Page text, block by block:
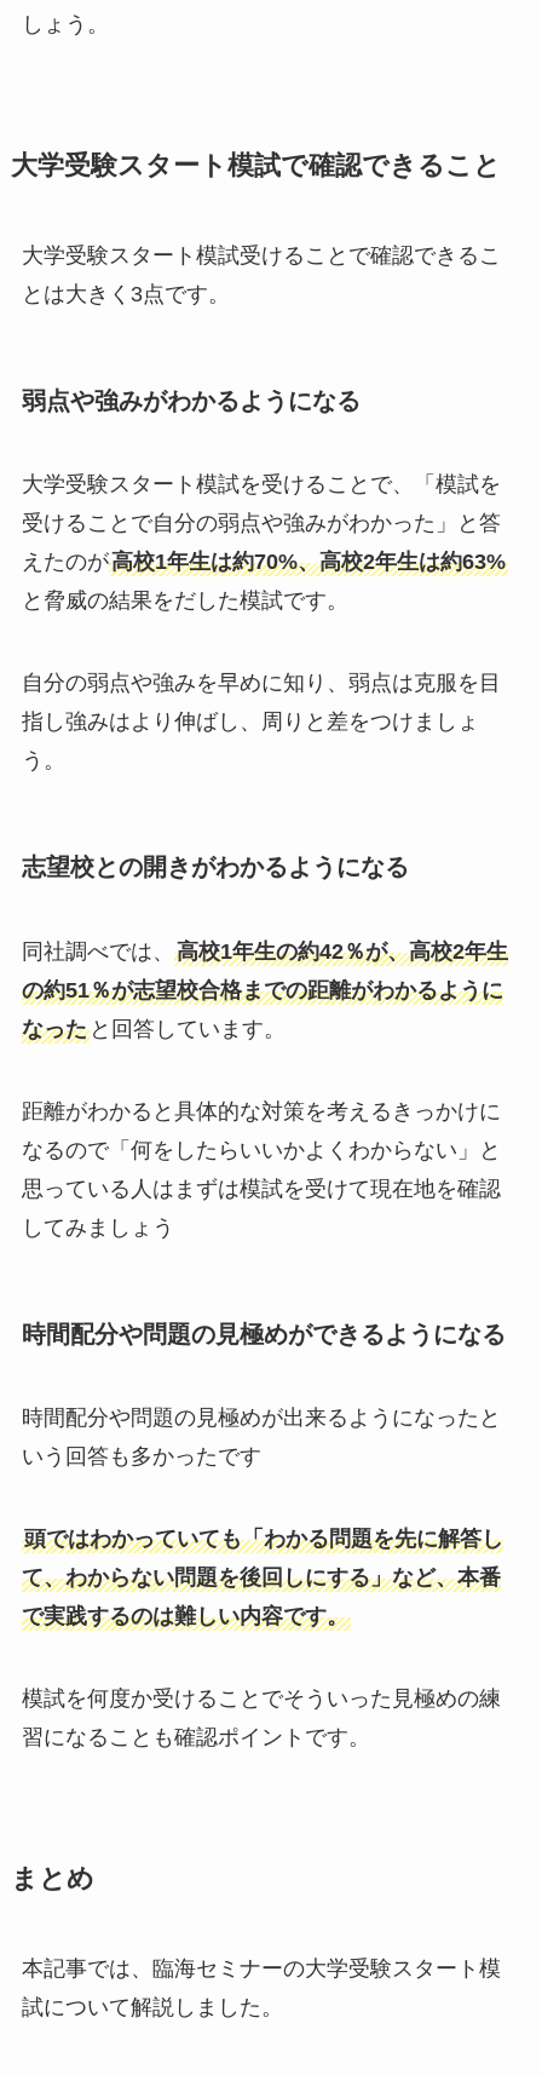
しょう。
大学受験スタート模試で確認できること
大学受験スタート模試受けることで確認できるこ
とは大きく3点です。
弱点や強みがわかるようになる
大学受験スタート模試を受けることで、「模試を
受けることで自分の弱点や強みがわかった」と答
えたのが高校1年生は約70%、高校2年生は約63%
と脅威の結果をだした模試です。
自分の弱点や強みを早めに知り、弱点は克服を目
指し強みはより伸ばし、周りと差をつけましょ
う。
志望校との開きがわかるようになる
同社調べでは、 高校1年生の約42％が、高校2年生
の約51％が志望校合格までの距離がわかるように
なったと回答しています。
距離がわかると具体的な対策を考えるきっかけに
なるので「何をしたらいいかよくわからない」と
思っている人はまずは模試を受けて現在地を確認
してみましょう
時間配分や問題の見極めができるようになる
時間配分や問題の見極めが出来るようになったと
いう回答も多かったです
頭ではわかっていても「わかる問題を先に解答し
て、わからない問題を後回しにする」など、本番
で実践するのは難しい内容です。
模試を何度か受けることでそういった見極めの練
習になることも確認ポイントです。
まとめ
本記事では、臨海セミナーの大学受験スタート模
試について解説しました。